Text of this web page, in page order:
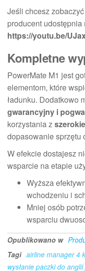
Jeśli chcesz
producent udostępnia
https://youtu.be/
Kompletne
PowerMate M1 jest
elementom, które
ładunku. Dodatkowo
gwarancyjny i
korzystania z
dopasowanie sprzętu
W efekcie dostajesz
wsparcie na etapie
Wyższa
wchodzeniu i
Mniej osób
wsparciu
Opublikowano w
Tagi airline manager 4
wysłanie paczki do